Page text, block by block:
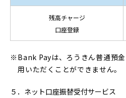
残高チャージ
口座登録
Bank Payは、ろうきん普通預
用いただくことができません。
５．ネット口座振替受付サービス